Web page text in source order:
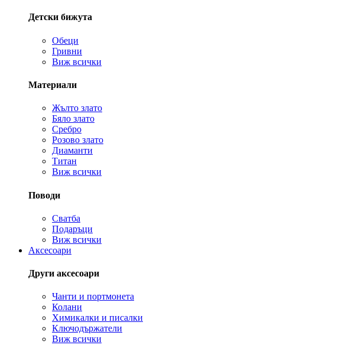
Детски бижута
Обеци
Гривни
Виж всички
Материали
Жълто злато
Бяло злато
Сребро
Розово злато
Диаманти
Титан
Виж всички
Поводи
Сватба
Подаръци
Виж всички
Аксесоари
Други аксесоари
Чанти и портмонета
Колани
Химикалки и писалки
Ключодържатели
Виж всички